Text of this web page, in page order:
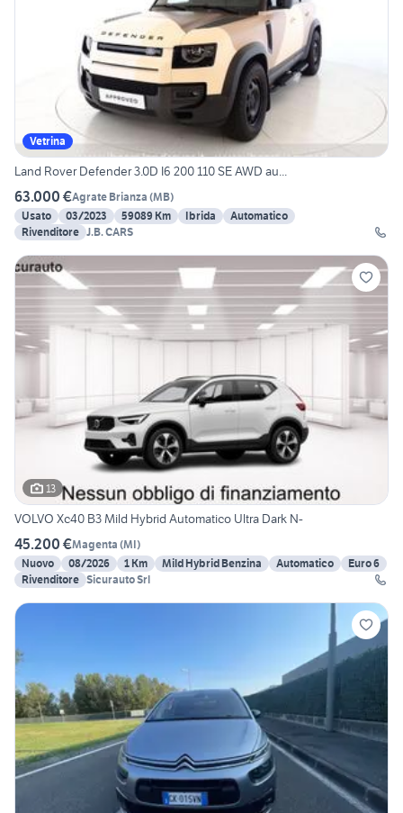
Vetrina
Land Rover Defender 3.0D I6 200 110 SE AWD au...
63.000 €Agrate Brianza (MB)
Usato
03/2023 59089 Km Ibrida
Automatico
Rivenditore J.B. CARS
13
VOLVO Xc40 B3 Mild Hybrid Automatico Ultra Dark N-
45.200 €Magenta (MI)
Nuovo
08/2026 1 Km Mild Hybrid Benzina Automatico
Euro 6
Rivenditore Sicurauto Srl